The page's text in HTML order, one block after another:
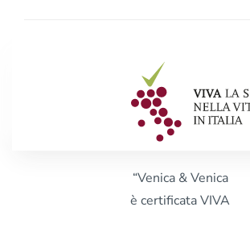
“Venica & Venica
è certificata VIVA